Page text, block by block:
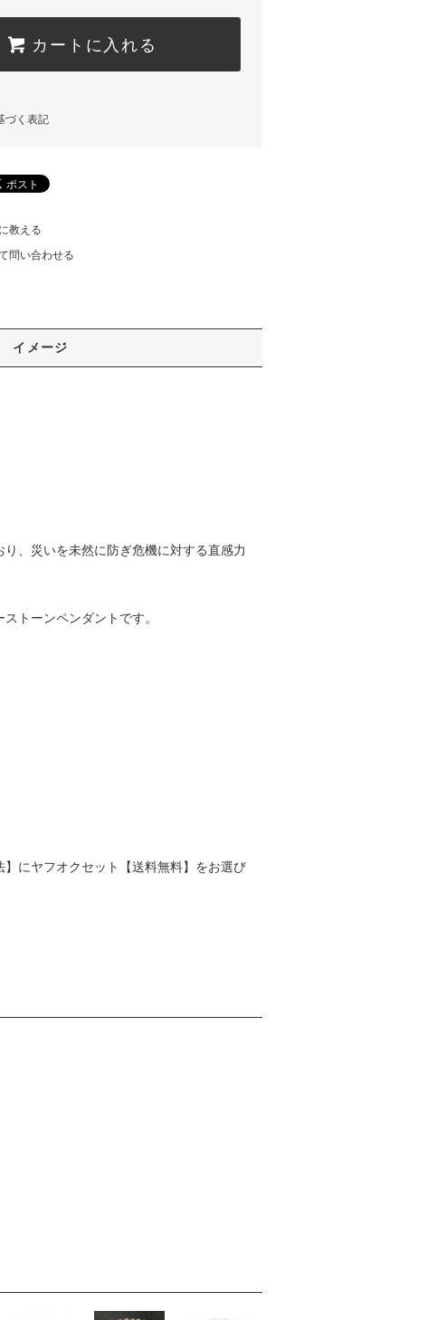
カートに入れる
づく表記
教える
問い合わせる
イメージ
、災いを未然に防ぎ危機に対する直感力
トーンペンダントです。
にヤフオクセット【送料無料】をお選び